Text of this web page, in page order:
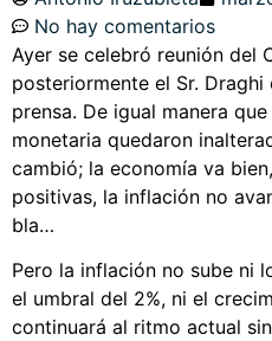
No hay comentarios
Ayer se celebró reunión del
posteriormente el Sr.
prensa. De igual manera
monetaria quedaron
cambió; la economía va
positivas, la inflación no
bla…
Pero la inflación no sube ni
el umbral del 2%, ni el
continuará al ritmo actual